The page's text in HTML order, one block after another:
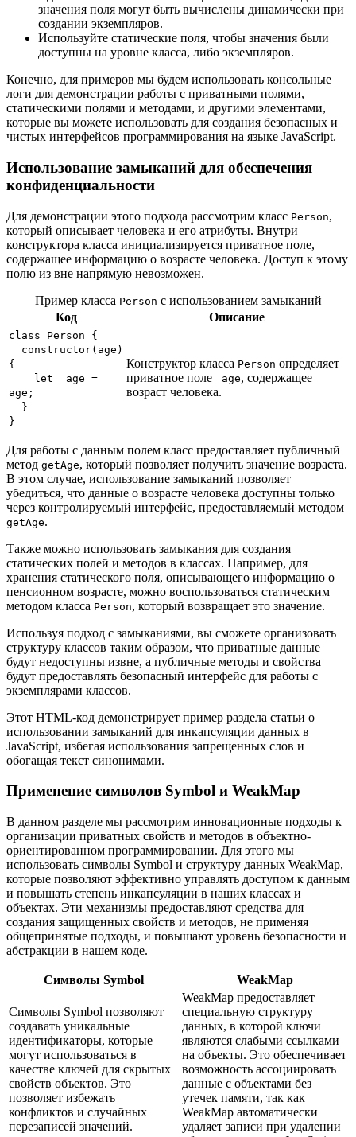
значения поля могут быть вычислены динамически при
создании экземпляров.
Используйте статические поля, чтобы значения были
доступны на уровне класса, либо экземпляров.
Конечно, для примеров мы будем использовать консольные
логи для демонстрации работы с приватными полями,
статическими полями и методами, и другими элементами,
которые вы можете использовать для создания безопасных и
чистых интерфейсов программирования на языке JavaScript.
Использование замыканий для обеспечения
конфиденциальности
Для демонстрации этого подхода рассмотрим класс Person,
который описывает человека и его атрибуты. Внутри
конструктора класса инициализируется приватное поле,
содержащее информацию о возрасте человека. Доступ к этому
полю из вне напрямую невозможен.
Пример класса Person с использованием замыканий
Код
Описание
class Person {
constructor(age)
{
let _age =
age;
}
}
Конструктор класса Person определяет
приватное поле
_age, содержащее
возраст человека.
Для работы с данным полем класс предоставляет публичный
метод getAge, который позволяет получить значение возраста.
В этом случае, использование замыканий позволяет
убедиться, что данные о возрасте человека доступны только
через контролируемый интерфейс, предоставляемый методом
getAge.
Также можно использовать замыкания для создания
статических полей и методов в классах. Например, для
хранения статического поля, описывающего информацию о
пенсионном возрасте, можно воспользоваться статическим
методом класса Person, который возвращает это значение.
Используя подход с замыканиями, вы сможете организовать
структуру классов таким образом, что приватные данные
будут недоступны извне, а публичные методы и свойства
будут предоставлять безопасный интерфейс для работы с
экземплярами классов.
Этот HTML-код демонстрирует пример раздела статьи о
использовании замыканий для инкапсуляции данных в
JavaScript, избегая использования запрещенных слов и
обогащая текст синонимами.
Применение символов Symbol и WeakMap
В данном разделе мы рассмотрим инновационные подходы к
организации приватных свойств и методов в объектно-
ориентированном программировании. Для этого мы
использовать символы Symbol и структуру данных WeakMap,
которые позволяют эффективно управлять доступом к данным
и повышать степень инкапсуляции в наших классах и
объектах. Эти механизмы предоставляют средства для
создания защищенных свойств и методов, не применяя
общепринятые подходы, и повышают уровень безопасности и
абстракции в нашем коде.
Символы Symbol WeakMap
Символы Symbol позволяют
создавать уникальные
идентификаторы, которые
могут использоваться в
качестве ключей для скрытых
свойств объектов. Это
позволяет избежать
конфликтов и случайных
перезаписей значений.
WeakMap предоставляет
специальную структуру
данных, в которой ключи
являются слабыми ссылками
на объекты. Это обеспечивает
возможность ассоциировать
данные с объектами без
утечек памяти, так как
WeakMap автоматически
удаляет записи при удалении